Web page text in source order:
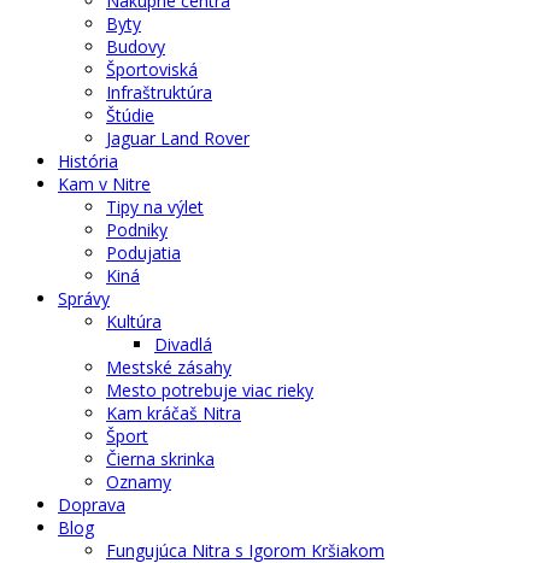
Byty
Budovy
Športoviská
Infraštruktúra
Štúdie
Jaguar Land Rover
História
Kam v Nitre
Tipy na výlet
Podniky
Podujatia
Kiná
Správy
Kultúra
Divadlá
Mestské zásahy
Mesto potrebuje viac rieky
Kam kráčaš Nitra
Šport
Čierna skrinka
Oznamy
Doprava
Blog
Fungujúca Nitra s Igorom Kršiakom